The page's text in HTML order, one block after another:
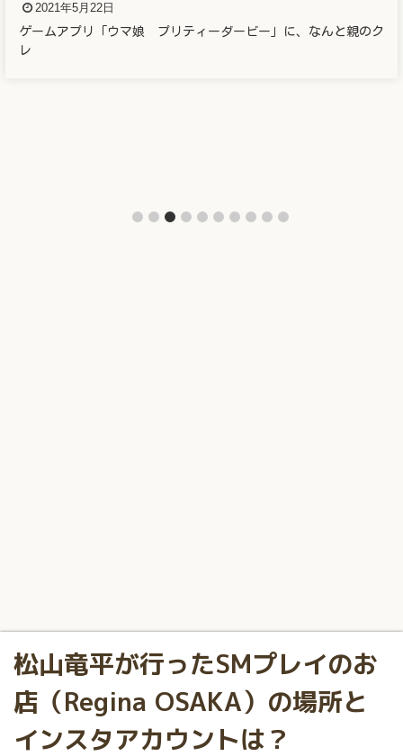
2021年5月22日
ゲームアプリ「ウマ娘 プリティーダービー」に、なんと親のク
レ
松山竜平が行ったSMプレイのお
店（Regina OSAKA）の場所と
インスタアカウントは？